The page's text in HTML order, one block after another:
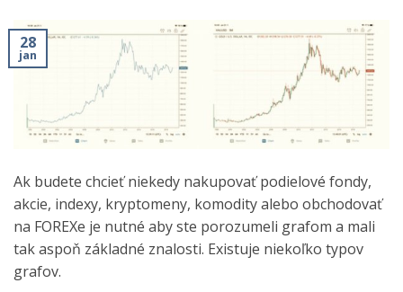
28
jan
Ak budete chcieť niekedy nakupovať podielové fondy,
akcie, indexy, kryptomeny, komodity alebo obchodovať
na FOREXe je nutné aby ste porozumeli grafom a mali
tak aspoň základné znalosti. Existuje niekoľko typov
grafov.